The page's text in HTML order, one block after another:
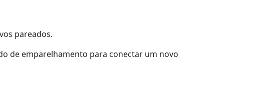
pareados.
de emparelhamento para conectar um novo